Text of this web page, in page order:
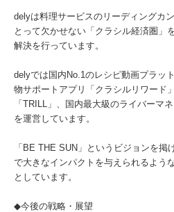
delyは料理サービスのリーディングカ
とって欠かせない「クラシル経済圏」
解決を行っています。
delyでは国内No.1のレシピ動画プラッ
物サポートアプリ「クラシルリワード
「TRILL」、国内最大級のライバーマ
を運営しています。
「BE THE SUN」というビジョンを
で大きなインパクトを与えられるよう
としています。
◆今後の戦略・展望